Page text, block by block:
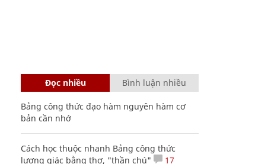
Đọc nhiều Bình luận nhiều
Bảng công thức đạo hàm nguyên hàm cơ
bản cần nhớ
Cách học thuộc nhanh Bảng công thức
lượng giác bằng thơ, "thần chú"
17